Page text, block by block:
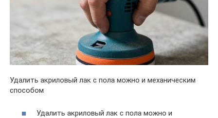
Удалить акриловый лак с пола можно и механическим
способом
Удалить акриловый лак с пола можно и